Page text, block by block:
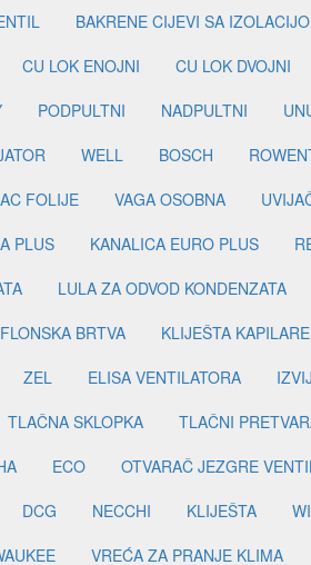
BAKRENE CIJEVI SA
CU LOK ENOJNI CU LOK DVOJNI
PODPULTNI NADPULTNI
WELL BOSCH
FOLIJE VAGA OSOBNA
PLUS KANALICA EURO PLUS
LULA ZA ODVOD KONDENZATA
BRTVA KLIJEŠTA KAPILARE
ZEL ELISA VENTILATORA
TLAČNA SKLOPKA TLAČNI
ECO OTVARAČ JEZGRE
DCG NECCHI KLIJEŠTA
VREĆA ZA PRANJE KLIMA